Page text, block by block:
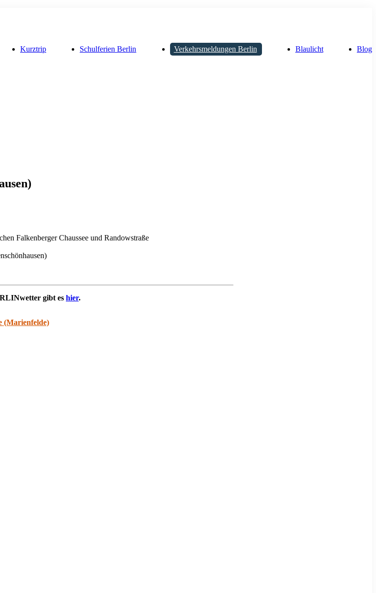
Kurztrip Schulferien Berlin Verkehrsmeldungen Berlin Blaulicht Blog
Falkenberger Chaussee und Randowstraße
gibt es hier.
(Marienfelde)